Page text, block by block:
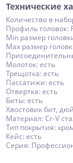
Технические
Количество в
Профиль головок:
Min размер
Max размер
Молоток: есть
Трещотка: есть
Пассатижи: есть
Отвертка: есть
Биты: есть
Хвостовик бит,
Материал: Cr-V
Тип покрытия:
Кейс: есть
Серия: